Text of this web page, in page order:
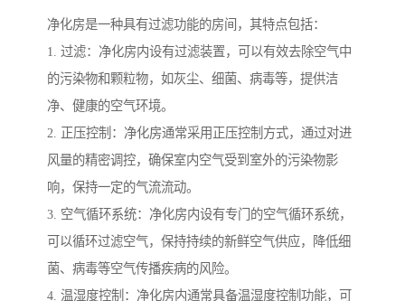
净化房是一种具有过滤功能的房间，其特点包括：
1. 过滤：净化房内设有过滤装置，可以有效去除空气中
的污染物和颗粒物，如灰尘、细菌、病毒等，提供洁
净、健康的空气环境。
2. 正压控制：净化房通常采用正压控制方式，通过对进
风量的精密调控，确保室内空气受到室外的污染物影
响，保持一定的气流流动。
3. 空气循环系统：净化房内设有专门的空气循环系统，
可以循环过滤空气，保持持续的新鲜空气供应，降低细
菌、病毒等空气传播疾病的风险。
4. 温湿度控制：净化房内通常具备温湿度控制功能，可